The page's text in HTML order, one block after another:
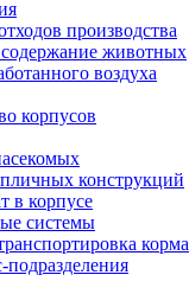
производства
животных
воздуха
корпусов
конструкций
в корпусе
системы
корма